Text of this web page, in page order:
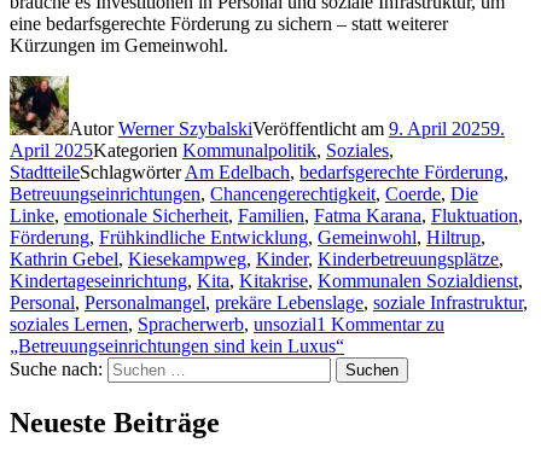
eine bedarfsgerechte Förderung zu sichern – statt weiterer
Kürzungen im Gemeinwohl.
AutorWerner SzybalskiVeröffentlicht am 9. April 20259.
April 2025Kategorien Kommunalpolitik, Soziales,
StadtteileSchlagwörterAm Edelbach, bedarfsgerechte Förderung,
Betreuungseinrichtungen, Chancengerechtigkeit, Coerde, Die
Linke, emotionale Sicherheit, Familien, Fatma Karana, Fluktuation,
Förderung, Frühkindliche Entwicklung, Gemeinwohl, Hiltrup,
Kathrin Gebel, Kiesekampweg, Kinder, Kinderbetreuungsplätze,
Kindertageseinrichtung, Kita, Kitakrise, Kommunalen Sozialdienst,
Personal, Personalmangel, prekäre Lebenslage, soziale Infrastruktur,
soziales Lernen, Spracherwerb, unsozial1 Kommentarzu
„Betreuungseinrichtungen sind kein Luxus“
Suche nach:
Suchen
Neueste Beiträge